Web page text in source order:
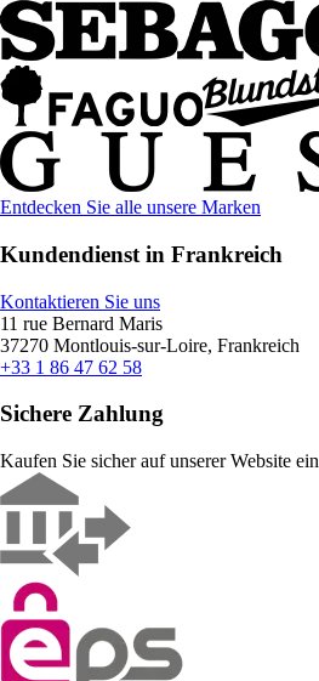
Entdecken Sie alle unsere Marken
Kundendienst in Frankreich
Kontaktieren Sie uns
11 rue Bernard Maris
37270 Montlouis-sur-Loire, Frankreich
+33 1 86 47 62 58
Sichere Zahlung
Kaufen Sie sicher auf unserer Website ein